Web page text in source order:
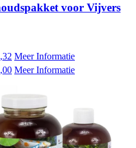
voor Vijvers
Meer Informatie
Meer Informatie